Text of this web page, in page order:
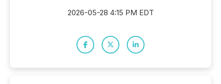
2026-05-28 4:15 PM EDT